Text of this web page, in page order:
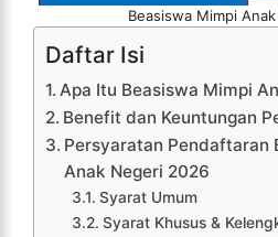
Beasiswa Mimpi
Daftar Isi
Apa Itu Beasiswa Mimpi
Benefit dan Keuntungan
Persyaratan Pendaftaran
Anak Negeri 2026
Syarat Umum
Syarat Khusus &